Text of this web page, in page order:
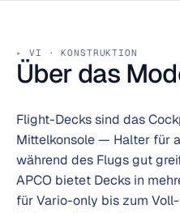
VI · KONSTRUKTION
Über das
Flight-Decks sind das
Mittelkonsole — Halter für
während des Flugs gut
APCO bietet Decks in
für Vario-only bis zum